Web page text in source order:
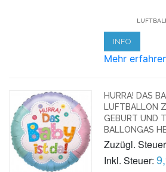
INFO
Mehr
HURRA! DAS
LUFTBALLON
GEBURT UND
BALLONGAS
Zuzügl.
Inkl. Steuer: